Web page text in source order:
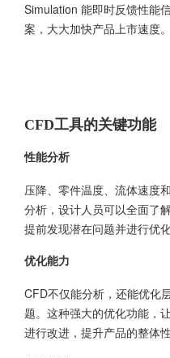
Simulation 能即时反馈性能
案，大大加快产品上市速度。
CFD工具的关键功能
性能分析
压降、零件温度、流体速度
分析，设计人员可以全面了
提前发现潜在问题并进行优化
优化能力
CFD不仅能分析，还能优化
题。这种强大的优化功能，
进行改进，提升产品的整体性